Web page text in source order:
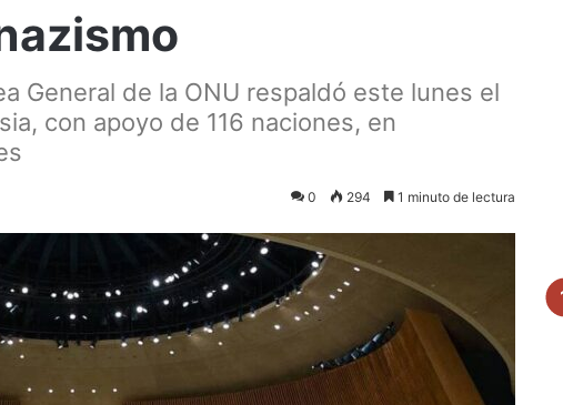
General de la ONU respaldó este lunes el
con apoyo de 116 naciones, en
0 294 1 minuto de lectura